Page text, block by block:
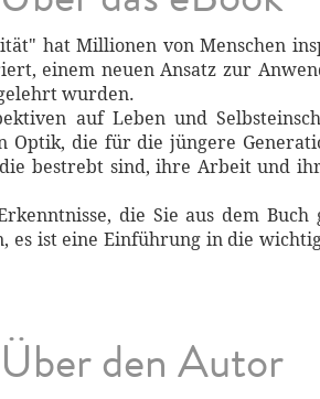
hat Millionen von Menschen
einem neuen Ansatz zur
wurden.
auf Leben und
Optik, die für die jüngere
bestrebt sind, ihre Arbeit und
die Sie aus dem
es ist eine Einführung in die
Über den Autor